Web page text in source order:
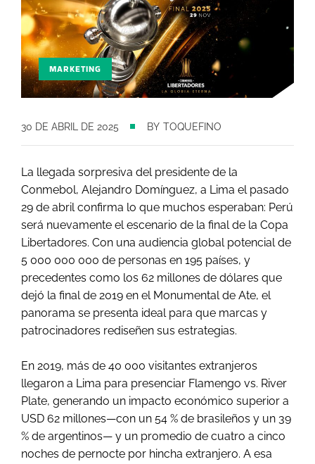
MARKETING
30 DE ABRIL DE 2025 BY TOQUEFINO
La llegada sorpresiva del presidente de la
Conmebol, Alejandro Domínguez, a Lima el pasado
29 de abril confirma lo que muchos esperaban: Perú
será nuevamente el escenario de la final de la Copa
Libertadores. Con una audiencia global potencial de
5 000 000 000 de personas en 195 países, y
precedentes como los 62 millones de dólares que
dejó la final de 2019 en el Monumental de Ate, el
panorama se presenta ideal para que marcas y
patrocinadores rediseñen sus estrategias.
En 2019, más de 40 000 visitantes extranjeros
llegaron a Lima para presenciar Flamengo vs. River
Plate, generando un impacto económico superior a
USD 62 millones—con un 54 % de brasileños y un 39
% de argentinos— y un promedio de cuatro a cinco
noches de pernocte por hincha extranjero. A esa